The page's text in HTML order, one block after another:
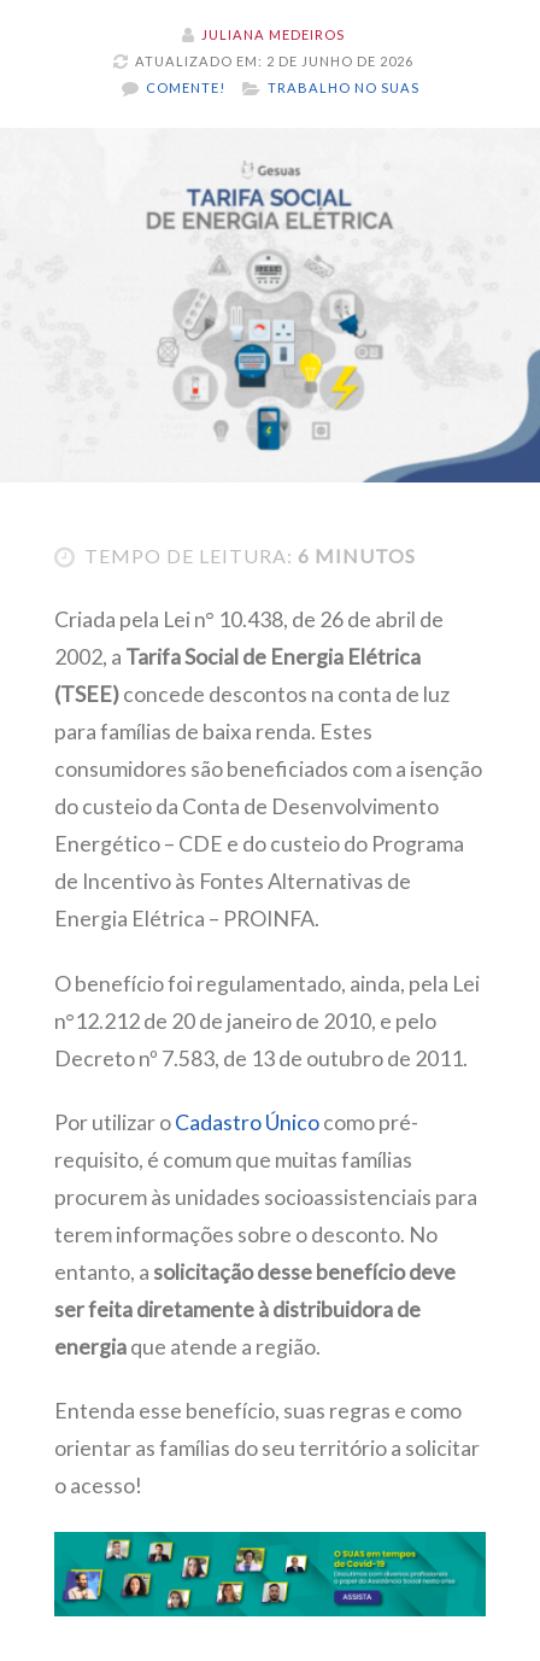
JULIANA MEDEIROS
ATUALIZADO EM: 2 DE JUNHO DE 2026
COMENTE!
TRABALHO NO SUAS
TEMPO DE LEITURA: 6 MINUTOS
Criada pela Lei n° 10.438, de 26 de abril de
2002, a Tarifa Social de Energia Elétrica
(TSEE)concede descontos na conta de luz
para famílias de baixa renda. Estes
consumidores são beneficiados com a isenção
do custeio da Conta de Desenvolvimento
Energético – CDE e do custeio do Programa
de Incentivo às Fontes Alternativas de
Energia Elétrica – PROINFA.
O benefício foi regulamentado, ainda, pela Lei
n°12.212 de 20 de janeiro de 2010, e pelo
Decreto nº 7.583, de 13 de outubro de 2011.
Por utilizar oCadastro Únicocomo pré-
requisito, é comum que muitas famílias
procurem às unidades socioassistenciais para
terem informações sobre o desconto. No
entanto, a solicitação desse benefício deve
ser feita diretamente à distribuidora de
energiaque atende a região.
Entenda esse benefício, suas regras e como
orientar as famílias do seu território a solicitar
o acesso!